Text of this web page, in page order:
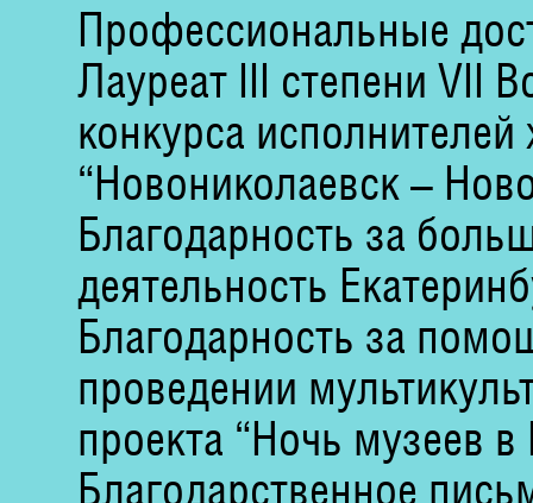
Профессиональные
Лауреат III степени VII
конкурса
“Новониколаевск –
Благодарность за
деятельность
Благодарность за
проведении
проекта “Ночь музеев
Благодарственное